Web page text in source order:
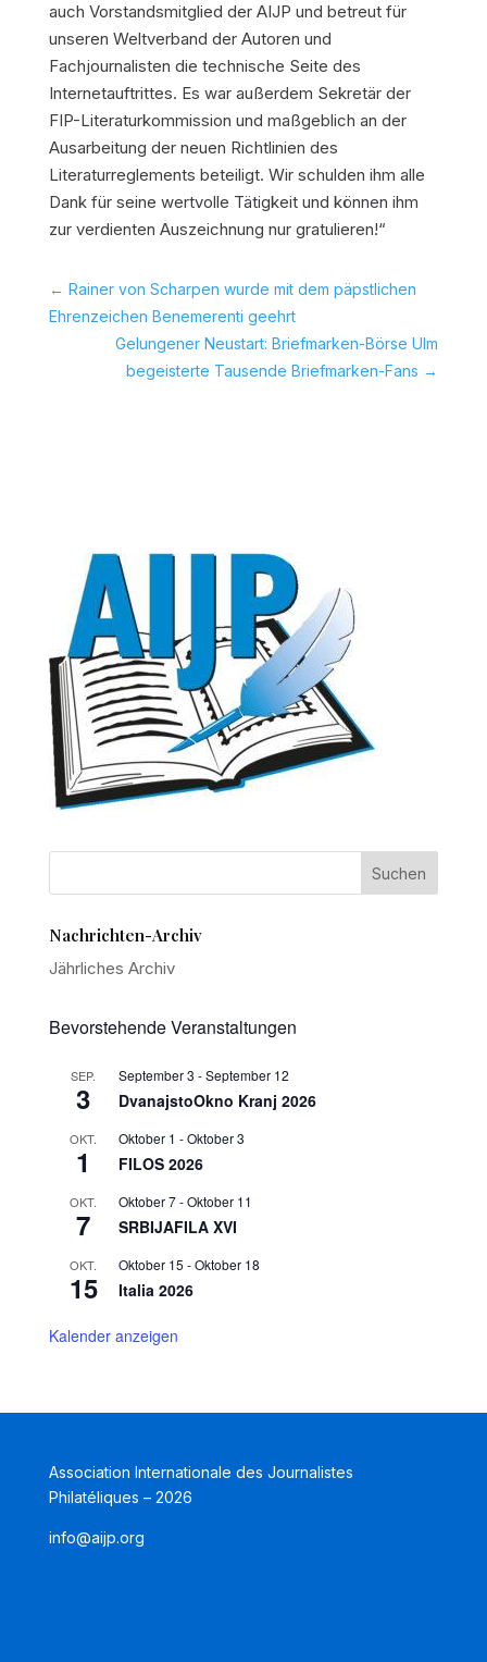
auch Vorstandsmitglied der AIJP und betreut für
unseren Weltverband der Autoren und
Fachjournalisten die technische Seite des
Internetauftrittes. Es war außerdem Sekretär der
FIP-Literaturkommission und maßgeblich an der
Ausarbeitung der neuen Richtlinien des
Literaturreglements beteiligt. Wir schulden ihm alle
Dank für seine wertvolle Tätigkeit und können ihm
zur verdienten Auszeichnung nur gratulieren!“
← Rainer von Scharpen wurde mit dem päpstlichen
Ehrenzeichen Benemerenti geehrt
Gelungener Neustart: Briefmarken-Börse Ulm
begeisterte Tausende Briefmarken-Fans →
Nachrichten-Archiv
Jährliches Archiv
Bevorstehende Veranstaltungen
SEP.
3
September 3 -September 12
DvanajstoOkno Kranj 2026
OKT.
1
Oktober 1 -Oktober 3
FILOS 2026
OKT.
7
Oktober 7-Oktober 11
SRBIJAFILA XVI
OKT.
15
Oktober 15 -Oktober 18
Italia 2026
Kalender anzeigen
Association Internationale des Journalistes
Philatéliques – 2026
info@aijp.org